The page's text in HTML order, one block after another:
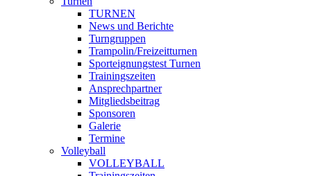
TURNEN
News und Berichte
Turngruppen
Trampolin/Freizeitturnen
Sporteignungstest Turnen
Trainingszeiten
Ansprechpartner
Mitgliedsbeitrag
Sponsoren
Galerie
Termine
Volleyball
VOLLEYBALL